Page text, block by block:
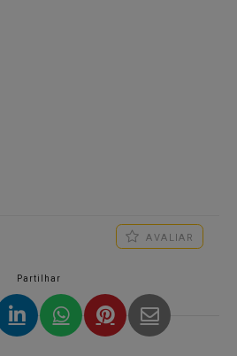
AVALIAR
Partilhar